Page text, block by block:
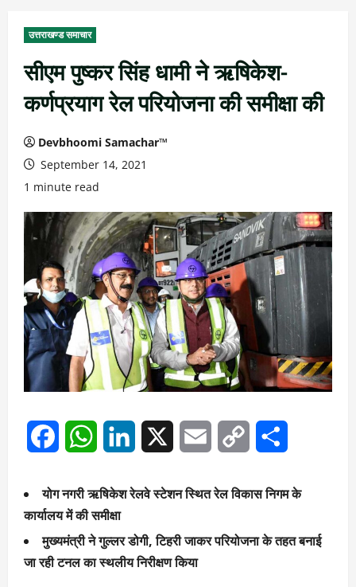
उत्तराखण्ड समाचार
सीएम पुष्कर सिंह धामी ने ऋषिकेश-
कर्णप्रयाग रेल परियोजना की समीक्षा की
Devbhoomi Samachar™
September 14, 2021
1 minute read
FacebookWhatsAppLinkedIn Email
Copy
योग नगरी ऋषिकेश रेलवे स्टेशन स्थित रेल विकास निगम के
कार्यालय में की समीक्षा
मुख्यमंत्री ने गुल्लर डोगी, टिहरी जाकर परियोजना के तहत बनाई
जा रही टनल का स्थलीय निरीक्षण किया